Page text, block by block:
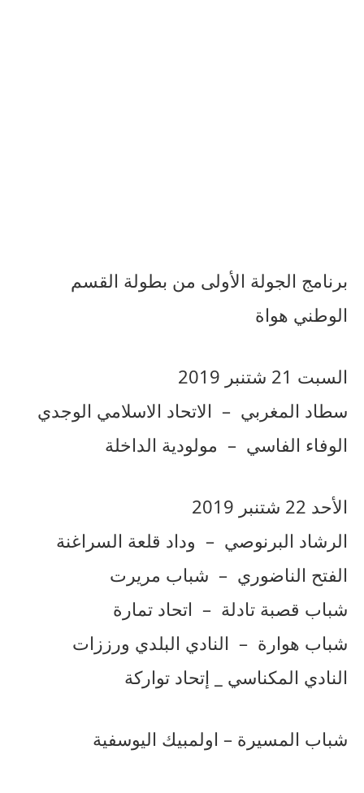
برنامج الجولة الأولى من بطولة القسم
الوطني هواة
السبت 21 شتنبر 2019
سطاد المغربي – الاتحاد الاسلامي الوجدي
الوفاء الفاسي – مولودية الداخلة
الأحد 22 شتنبر 2019
الرشاد البرنوصي – وداد قلعة السراغنة
الفتح الناضوري – شباب مريرت
شباب قصبة تادلة – اتحاد تمارة
شباب هوارة – النادي البلدي ورززات
النادي المكناسي _ إتحاد تواركة
شباب المسيرة – اولمبيك اليوسفية